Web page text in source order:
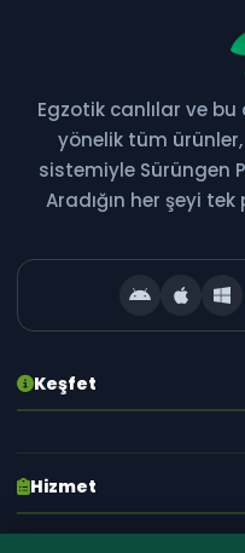
Yeni ilanlar,
E-posta adresiniz gizli tutulur.
Egzotik canlılar ve
yönelik tüm
sistemiyle Sürüngen
Aradığın her şeyi
Keşfet
Hizmet